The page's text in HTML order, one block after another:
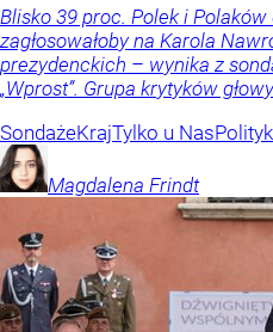
Blisko 39 proc. Polek i
zagłosowałoby na Karola
prezydenckich – wynika z
„Wprost”. Grupa krytyków
SondażeKrajTylko u Nas
Magdalena Frindt